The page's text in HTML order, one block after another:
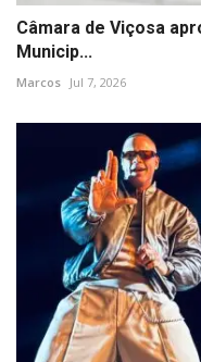
Câmara de Viçosa
Municip...
Marcos Jul 7, 2026